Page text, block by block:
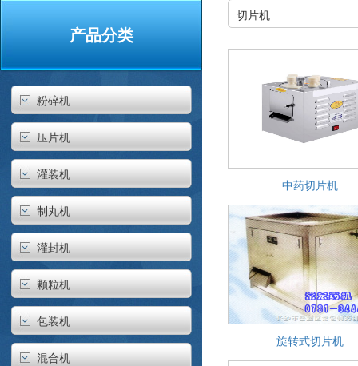
产品分类
粉碎机
压片机
灌装机
制丸机
灌封机
颗粒机
包装机
混合机
切片机
中药切片机
旋转式切片机